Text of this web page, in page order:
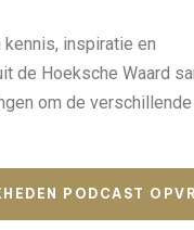
kennis, inspiratie en
de Hoeksche Waard
om de
PODCAST